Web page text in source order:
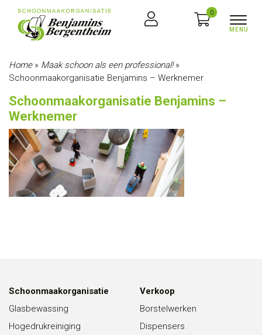
0
Home» Maak schoon als een professional!»
Schoonmaakorganisatie Benjamins – Werknemer
Schoonmaakorganisatie Benjamins –
Werknemer
Schoonmaakorganisatie
Glasbewassing
Hogedrukreiniging
Verkoop
Borstelwerken
Dispensers